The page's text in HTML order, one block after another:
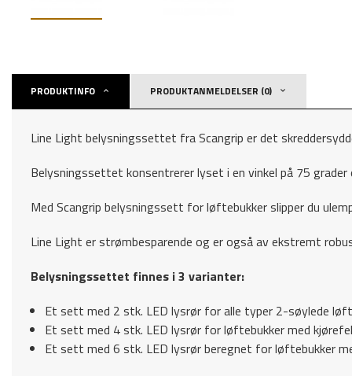
PRODUKTINFO PRODUKTANMELDELSER (0)
Line Light belysningssettet fra Scangrip er det
Belysningssettet konsentrerer lyset i en vinkel på 75
Med Scangrip belysningssett for løftebukker slipper du
Line Light er strømbesparende og er også av ekstremt
Belysningssettet finnes i 3 varianter:
Et sett med 2 stk. LED lysrør for alle typer 2-søylede
Et sett med 4 stk. LED lysrør for løftebukker med
Et sett med 6 stk. LED lysrør beregnet for løftebukker